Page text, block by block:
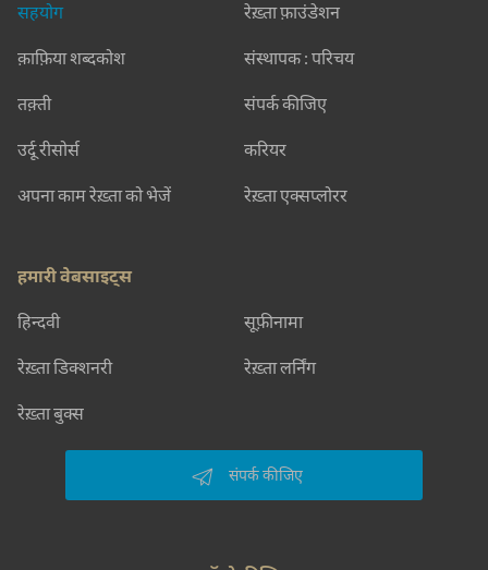
सहयोग
क़ाफ़िया शब्दकोश
तक़्ती
उर्दू रीसोर्स
अपना काम रेख़्ता को भेजें
रेख़्ता फ़ाउंडेशन
संस्थापक : परिचय
संपर्क कीजिए
करियर
रेख़्ता एक्सप्लोरर
हमारी वेबसाइट्स
हिन्दवी सूफ़ीनामा
रेख़्ता डिक्शनरी रेख़्ता लर्निंग
रेख़्ता बुक्स
संपर्क कीजिए